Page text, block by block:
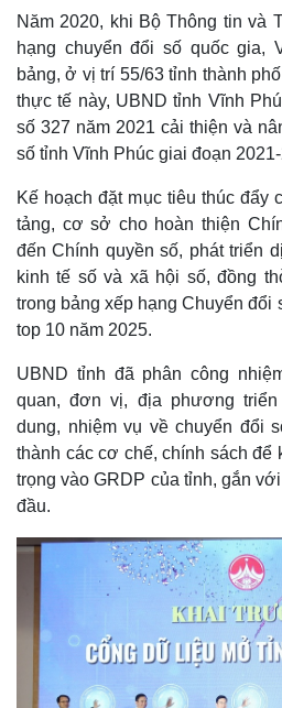
Năm 2020, khi Bộ Thông tin và
hạng chuyển đổi số quốc gia,
bảng, ở vị trí 55/63 tỉnh thành
thực tế này, UBND tỉnh Vĩnh
số 327 năm 2021 cải thiện và
số tỉnh Vĩnh Phúc giai đoạn
Kế hoạch đặt mục tiêu thúc đẩy
tảng, cơ sở cho hoàn thiện
đến Chính quyền số, phát triển
kinh tế số và xã hội số, đồng
trong bảng xếp hạng Chuyển đổi
top 10 năm 2025.
UBND tỉnh đã phân công
quan, đơn vị, địa phương
dung, nhiệm vụ về chuyển đổi
thành các cơ chế, chính sách để
trọng vào GRDP của tỉnh, gắn
đầu.